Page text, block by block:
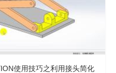
使用技巧之利用接头简化